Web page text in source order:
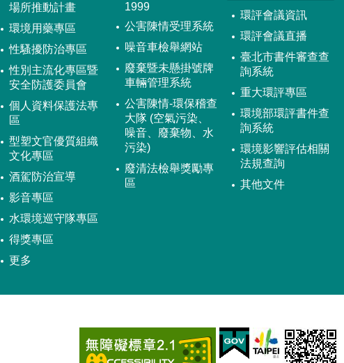
場所推動計畫
環境用藥專區
性騷擾防治專區
性別主流化專區暨
安全防護委員會
個人資料保護法專
區
型塑文官優質組織
文化專區
酒駕防治宣導
影音專區
水環境巡守隊專區
得獎專區
更多
1999
公害陳情受理系統
噪音車檢舉網站
廢棄暨未懸掛號牌
車輛管理系統
公害陳情-環保稽查
大隊 (空氣污染、
噪音、廢棄物、水
污染)
廢清法檢舉獎勵專
區
環評會議資訊
環評會議直播
臺北市書件審查查
詢系統
重大環評專區
環境部環評書件查
詢系統
環境影響評估相關
法規查詢
其他文件